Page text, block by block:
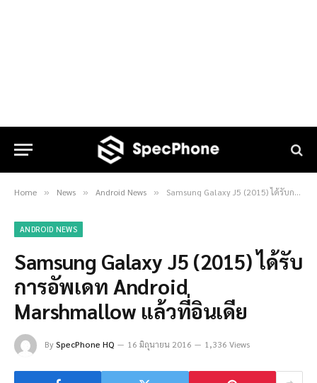
Home » News » Android News » Samsung Galaxy J5 (2015) ได้รับการอัพเดท Android Marshmallow แล้วที่อินเดีย
ANDROID NEWS
Samsung Galaxy J5 (2015) ได้รับ
การอัพเดท Android
Marshmallow แล้วที่อินเดีย
BySpecPhone HQ 16 มิถุนายน 2016 1,336 Views